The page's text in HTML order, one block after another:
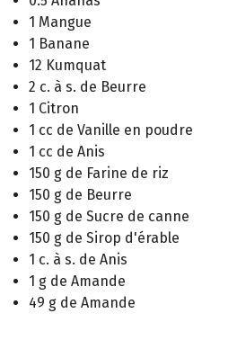
1 Mangue
1 Banane
12 Kumquat
2 c. à s. de Beurre
1 Citron
1 cc de Vanille en poudre
1 cc de Anis
150 g de Farine de riz
150 g de Beurre
150 g de Sucre de canne
150 g de Sirop d'érable
1 c. à s. de Anis
1 g de Amande
49 g de Amande